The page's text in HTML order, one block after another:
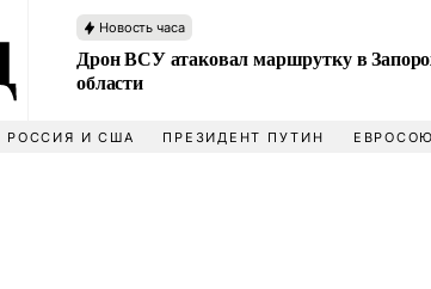
Новость часа
Дрон ВСУ атаковал маршрутку в
области
РОССИЯ И США ПРЕЗИДЕНТ ПУТИН